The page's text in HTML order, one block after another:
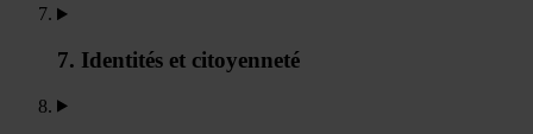
7. Identités et citoyenneté